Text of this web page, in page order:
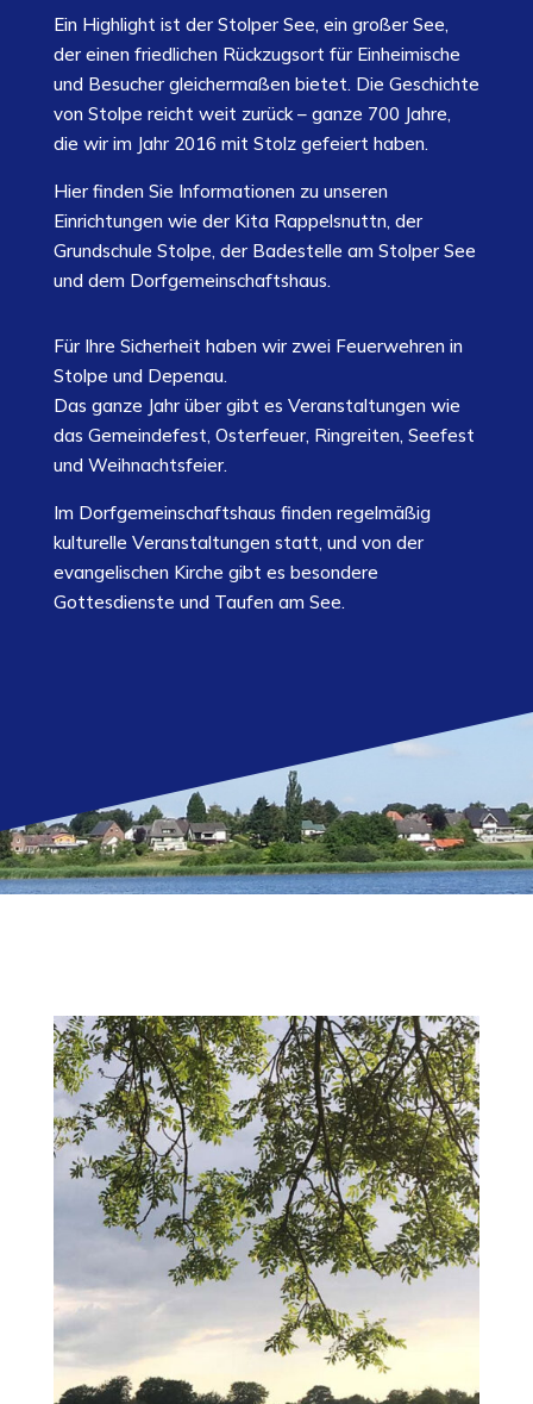
Ein Highlight ist der Stolper See, ein großer See,
der einen friedlichen Rückzugsort für Einheimische
und Besucher gleichermaßen bietet. Die Geschichte
von Stolpe reicht weit zurück – ganze 700 Jahre,
die wir im Jahr 2016 mit Stolz gefeiert haben.
Hier finden Sie Informationen zu unseren
Einrichtungen wie der Kita Rappelsnuttn, der
Grundschule Stolpe, der Badestelle am Stolper See
und dem Dorfgemeinschaftshaus.
Für Ihre Sicherheit haben wir zwei Feuerwehren in
Stolpe und Depenau.
Das ganze Jahr über gibt es Veranstaltungen wie
das Gemeindefest, Osterfeuer, Ringreiten, Seefest
und Weihnachtsfeier.
Im Dorfgemeinschaftshaus finden regelmäßig
kulturelle Veranstaltungen statt, und von der
evangelischen Kirche gibt es besondere
Gottesdienste und Taufen am See.